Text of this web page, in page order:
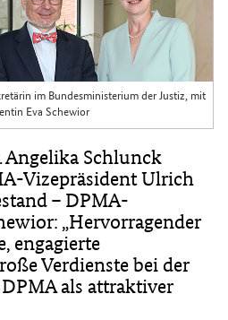
im Bundesministerium der Justiz, mit
Eva Schewior
Angelika Schlunck
Vizepräsident Ulrich
– DPMA-
„Hervorragender
engagierte
Verdienste bei der
als attraktiver